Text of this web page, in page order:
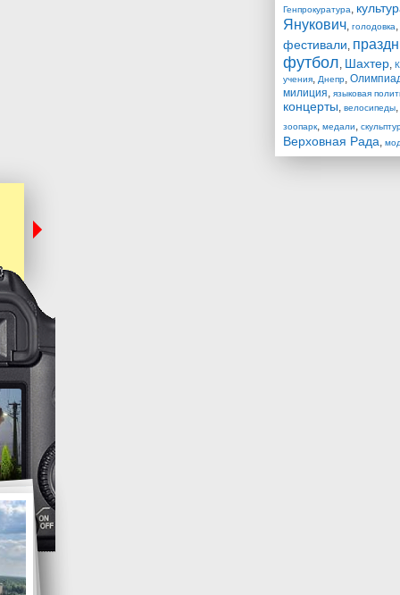
Генпрокуратура,
Янукович, голодовка,
фестивали,
футбол, Шахтер,
учения, Днепр,
милиция, языковая
концерты, велосипеды,
зоопарк, медали,
Верховная Рада,